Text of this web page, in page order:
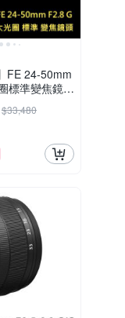
FE 24-50mm
標準變焦鏡 S
貨 保固24個
$33,480